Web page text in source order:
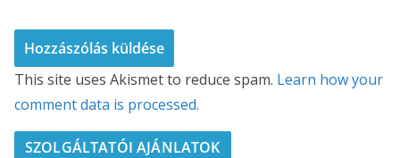
This site uses Akismet to reduce spam. Learn how your
comment data is processed.
SZOLGÁLTATÓI AJÁNLATOK